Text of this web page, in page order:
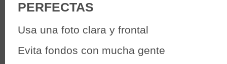
PERFECTAS
Usa una foto clara y frontal
Evita fondos con mucha gente